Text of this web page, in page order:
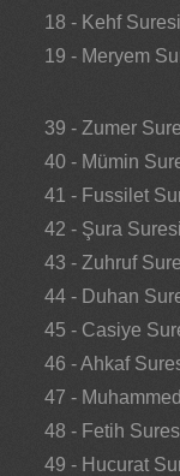
18 - Kehf Suresi
19 - Meryem
39 - Zumer
40 - Mümin
41 - Fussilet
42 - Şura Suresi
43 - Zuhruf
44 - Duhan
45 - Casiye
46 - Ahkaf
47 -
48 - Fetih
49 - Hucurat